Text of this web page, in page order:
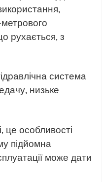
рухається, з
система
низьке
це особливості
підйомна
може дати